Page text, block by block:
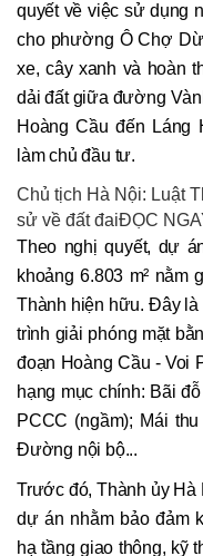
quyết về việc sử dụng
cho phường Ô Chợ
xe, cây xanh và hoàn
dải đất giữa đường
Hoàng Cầu đến
làm chủ đầu tư.
Chủ tịch Hà Nội: Luật
sử về đất đaiĐỌC
Theo nghị quyết, dự
khoảng 6.803 m²
Thành hiện hữu. Đây là
trình giải phóng mặt
đoạn Hoàng Cầu - Voi
hạng mục chính: Bãi
PCCC (ngầm); Mái
Đường nội bộ...
Trước đó, Thành ủy Hà
dự án nhằm bảo đảm
hạ tầng giao thông, kỹ